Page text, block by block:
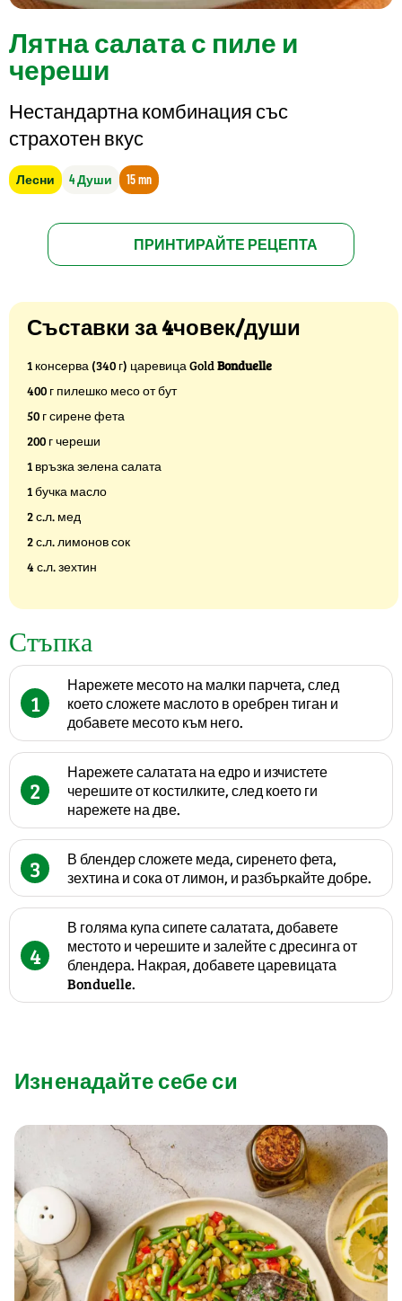
Лятна салата с пиле и
череши
Нестандартна комбинация със
страхотен вкус
Лесни 4 Души 15 mn
ПРИНТИРАЙТЕ РЕЦЕПТА
Съставки за 4човек/души
1 консерва (340 г) царевица GoldBonduelle
400 г пилешко месо от бут
50 г сирене фета
200 г череши
1 връзка зелена салата
1 бучка масло
2 с.л. мед
2 с.л. лимонов сок
4 с.л. зехтин
Стъпка
1
Нарежете месото на малки парчета, след
което сложете маслото в оребрен тиган и
добавете месото към него.
2
Нарежете салатата на едро и изчистете
черешите от костилките, след което ги
нарежете на две.
3
В блендер сложете меда, сиренето фета,
зехтина и сока от лимон, и разбъркайте добре.
4
В голяма купа сипете салатата, добавете
местото и черешите и залейте с дресинга от
блендера. Накрая, добавете царевицата
Bonduelle.
Изненадайте себе си